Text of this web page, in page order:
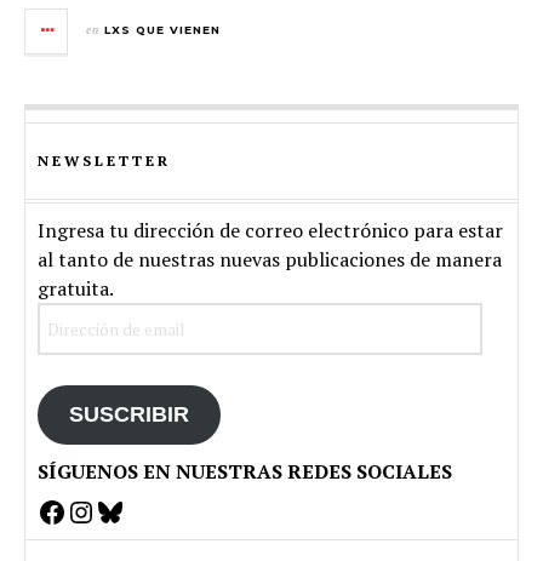
en LXS QUE VIENEN
NEWSLETTER
Ingresa tu dirección de correo electrónico para estar
al tanto de nuestras nuevas publicaciones de manera
gratuita.
SUSCRIBIR
SÍGUENOS EN NUESTRAS REDES SOCIALES
Facebook
Instagram
Bluesky